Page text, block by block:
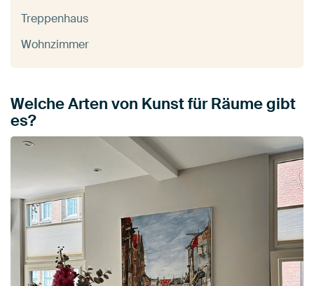
Treppenhaus
Wohnzimmer
Welche Arten von Kunst für Räume gibt
es?